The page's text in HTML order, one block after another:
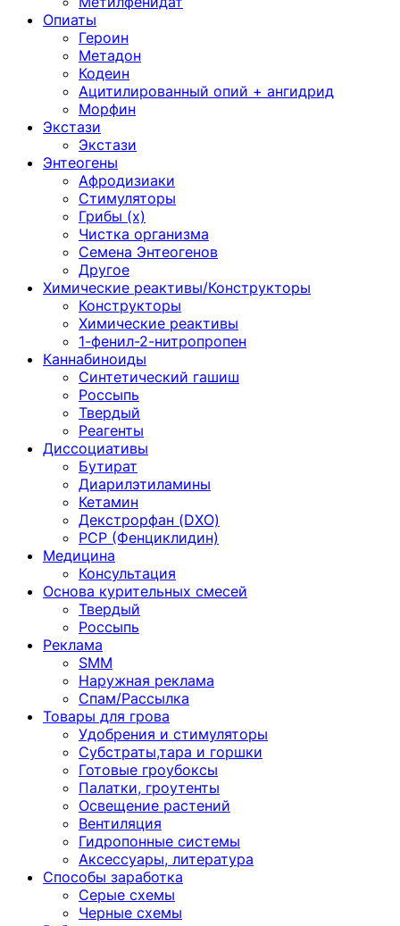
Опиаты
Героин
Метадон
Кодеин
Ацитилированный опий + ангидрид
Морфин
Экстази
Экстази
Энтеогены
Афродизиаки
Стимуляторы
Грибы (х)
Чистка организма
Семена Энтеогенов
Другое
Химические реактивы/Конструкторы
Конструкторы
Химические реактивы
1-фенил-2-нитропропен
Каннабиноиды
Синтетический гашиш
Россыпь
Твердый
Реагенты
Диссоциативы
Бутират
Диарилэтиламины
Кетамин
Декстрорфан (DXO)
PCP (Фенциклидин)
Медицина
Консультация
Основа курительных смесей
Твердый
Россыпь
Реклама
SMM
Наружная реклама
Спам/Рассылка
Товары для грова
Удобрения и стимуляторы
Субстраты,тара и горшки
Готовые гроубоксы
Палатки, гроутенты
Освещение растений
Вентиляция
Гидропонные системы
Аксессуары, литература
Способы заработка
Серые схемы
Черные схемы